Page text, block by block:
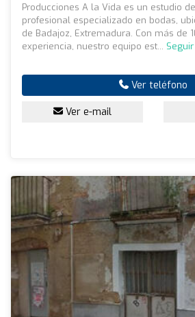
Producciones A la Vida es un estudio
profesional especializado en bodas,
de Badajoz, Extremadura. Con más de
experiencia, nuestro equipo est...
Ver teléfono
Ver e-mail